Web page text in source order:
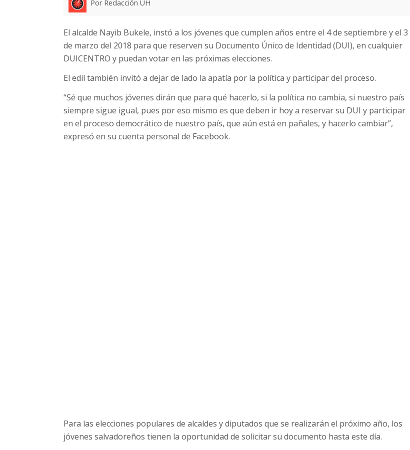
Por Redacción UH
El alcalde Nayib Bukele, instó a los jóvenes que cumplen años entre el 4 de septiembre y el 3
de marzo del 2018 para que reserven su Documento Único de Identidad (DUI), en cualquier
DUICENTRO y puedan votar en las próximas elecciones.
El edil también invitó a dejar de lado la apatía por la política y participar del proceso.
“Sé que muchos jóvenes dirán que para qué hacerlo, si la política no cambia, si nuestro país
siempre sigue igual, pues por eso mismo es que deben ir hoy a reservar su DUI y participar
en el proceso democrático de nuestro país, que aún está en pañales, y hacerlo cambiar”,
expresó en su cuenta personal de Facebook.
Para las elecciones populares de alcaldes y diputados que se realizarán el próximo año, los
jóvenes salvadoreños tienen la oportunidad de solicitar su documento hasta este día.